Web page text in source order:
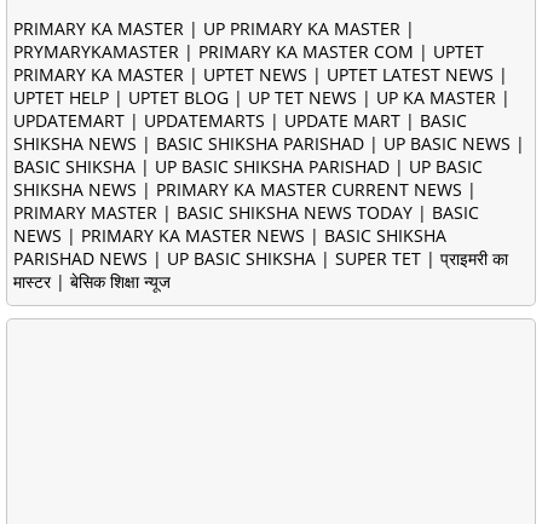
PRIMARY KA MASTER | UP PRIMARY KA MASTER |
PRYMARYKAMASTER | PRIMARY KA MASTER COM | UPTET
PRIMARY KA MASTER | UPTET NEWS | UPTET LATEST NEWS |
UPTET HELP | UPTET BLOG | UP TET NEWS | UP KA MASTER |
UPDATEMART | UPDATEMARTS | UPDATE MART | BASIC
SHIKSHA NEWS | BASIC SHIKSHA PARISHAD | UP BASIC NEWS |
BASIC SHIKSHA | UP BASIC SHIKSHA PARISHAD | UP BASIC
SHIKSHA NEWS | PRIMARY KA MASTER CURRENT NEWS |
PRIMARY MASTER | BASIC SHIKSHA NEWS TODAY | BASIC
NEWS | PRIMARY KA MASTER NEWS | BASIC SHIKSHA
PARISHAD NEWS | UP BASIC SHIKSHA | SUPER TET | प्राइमरी का
मास्टर | बेसिक शिक्षा न्यूज